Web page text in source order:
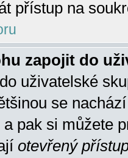
přístup na
zapojit do
uživatelské
se
pak si můžete
otevřený